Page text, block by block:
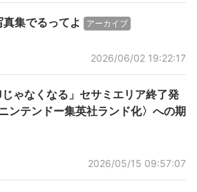
真集でるってよ アーカイブ
2026/06/02 19:22:17
じゃなくなる」セサミエリア終了発
ンテンドー集英社ランド化〉への期
2026/05/15 09:57:07